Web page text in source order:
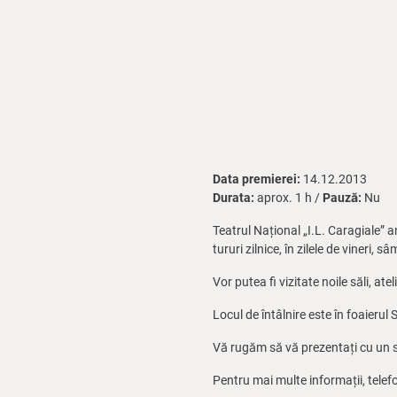
Data premierei: 14.12.2013
Durata: aprox. 1 h / Pauză: Nu
Teatrul Național „I.L. Caragiale”
tururi zilnice, în zilele de vineri,
Vor putea fi vizitate noile săli,
Locul de întâlnire este în foaierul
Vă rugăm să vă prezentați cu un
Pentru mai multe informații,